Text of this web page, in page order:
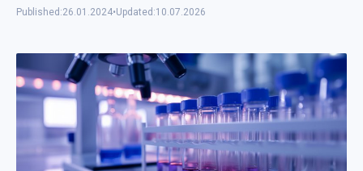
Published:26.01.2024•Updated:10.07.2026